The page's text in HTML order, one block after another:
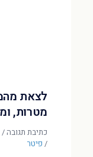
לצאת
מטרות,
כתיבת תגובה/
/ פיטר